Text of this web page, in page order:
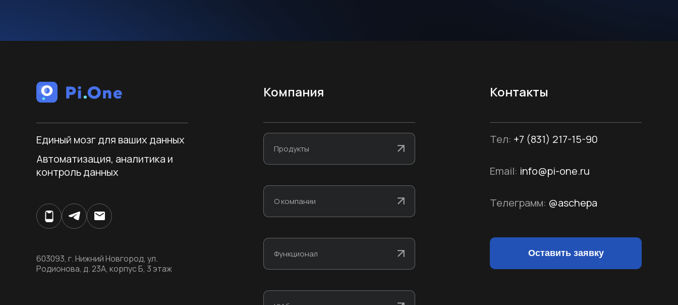
Единый мозг для ваших данных
Автоматизация, аналитика и
контроль данных
603093, г. Нижний Новгород, ул.
Родионова, д. 23А, корпус Б, 3 этаж
Компания
Продукты
О компании
Функционал
Контакты
Тел: +7 (831) 217-15-90
Email: info@pi-one.ru
Телеграмм: @aschepa
Оставить заявку